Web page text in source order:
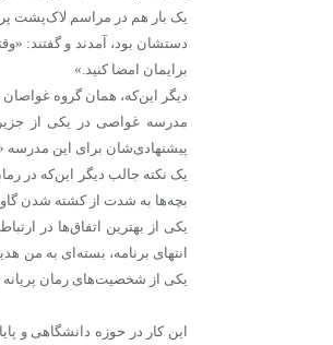
یک بار هم در مراسم لاک‌پشت
دستشان بود، آمدند و گفتند:
برایمان امضا کنید.»
دیگر این‌که، همان گروه
مدرسه غواصی در یکی از
پیشنهادی‌شان برای این
یک نکته جالب دیگر این‌که در
بچه‌ها به شدت از کشته شدن
یکی از بهترین اتفاق‌ها در
انتهای برنامه، بسته‌ای به من
یکی از شخصیت‌های رمان